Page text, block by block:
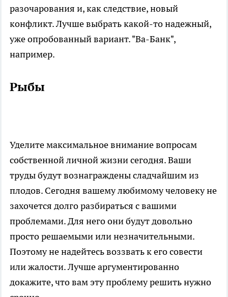
разочарования и, как следствие, новый
конфликт. Лучше выбрать какой-то надежный,
уже опробованный вариант. "Ва-Банк",
например.
Рыбы
Уделите максимальное внимание вопросам
собственной личной жизни сегодня. Ваши
труды будут вознаграждены сладчайшим из
плодов. Сегодня вашему любимому человеку не
захочется долго разбираться с вашими
проблемами. Для него они будут довольно
просто решаемыми или незначительными.
Поэтому не надейтесь воззвать к его совести
или жалости. Лучше аргументированно
докажите, что вам эту проблему решить нужно